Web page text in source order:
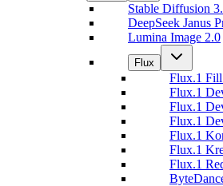
Stable Diffusion
DeepSeek Janus
Lumina Image 2.0
Flux
Flux.1
Flux.1
Flux.1
Flux.1
Flux.1
Flux.1
Flux.1